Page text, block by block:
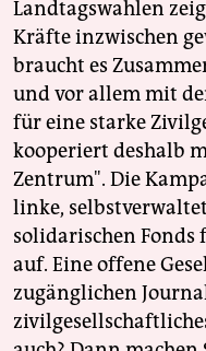
Landtagswahlen
Kräfte inzwischen
braucht es
und vor allem mit
für eine starke
kooperiert deshalb
Zentrum". Die
linke,
solidarischen Fonds
auf. Eine offene
zugänglichen